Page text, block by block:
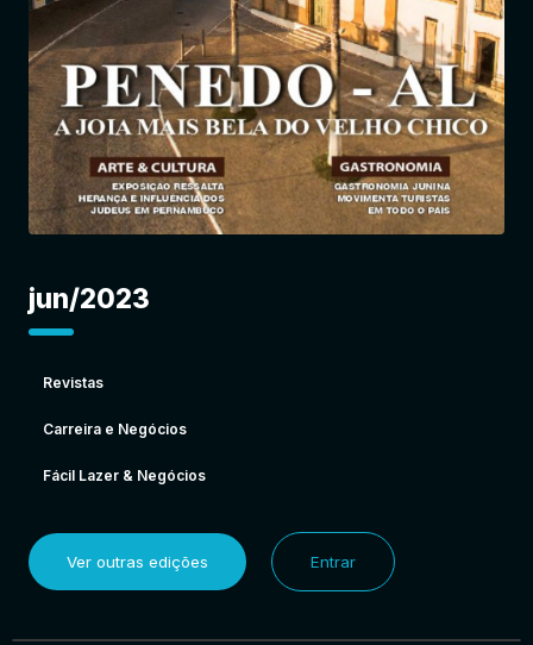
jun/2023
Revistas
Carreira e Negócios
Fácil Lazer & Negócios
Ver outras edições Entrar